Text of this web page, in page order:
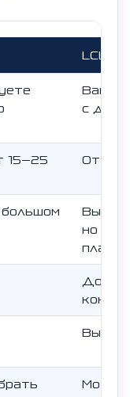
LCL
Ваш
с
15–25
От 0.1
Выше
но
Выше
Можно